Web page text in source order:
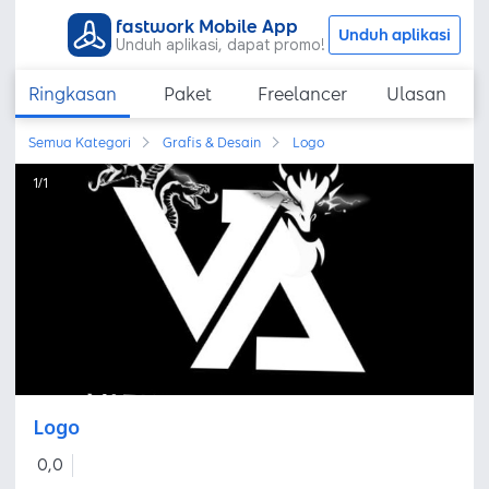
fastwork Mobile App
Unduh aplikasi, dapat promo! Unduh aplikasi
Ringkasan Paket Freelancer Ulasan
Semua Kategori Grafis & Desain Logo
1/1
Logo
0,0